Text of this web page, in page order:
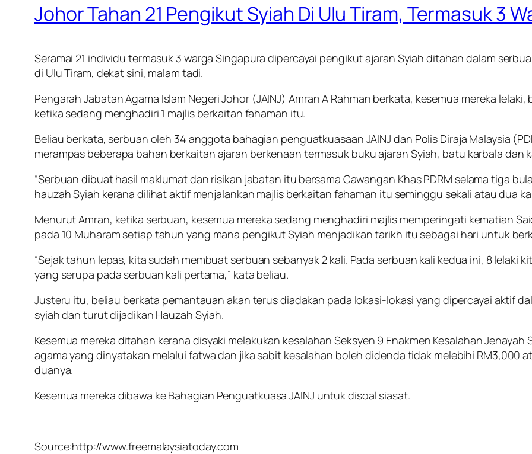
Johor Tahan 21 Pengikut Syiah Di Ulu Tiram, Termasuk 3
Seramai 21 individu termasuk 3 warga Singapura dipercayai pengikut ajaran Syiah ditahan dalam
di Ulu Tiram, dekat sini, malam tadi.
Pengarah Jabatan Agama Islam Negeri Johor (JAINJ) Amran A Rahman berkata, kesemua mereka
ketika sedang menghadiri 1 majlis berkaitan fahaman itu.
Beliau berkata, serbuan oleh 34 anggota bahagian penguatkuasaan JAINJ dan Polis Diraja Malaysia
merampas beberapa bahan berkaitan ajaran berkenaan termasuk buku ajaran Syiah, batu karbala dan
“Serbuan dibuat hasil maklumat dan risikan jabatan itu bersama Cawangan Khas PDRM selama tiga
hauzah Syiah kerana dilihat aktif menjalankan majlis berkaitan fahaman itu seminggu sekali atau dua
Menurut Amran, ketika serbuan, kesemua mereka sedang menghadiri majlis memperingati kematian
pada 10 Muharam setiap tahun yang mana pengikut Syiah menjadikan tarikh itu sebagai hari untuk
“Sejak tahun lepas, kita sudah membuat serbuan sebanyak 2 kali. Pada serbuan kali kedua ini, 8 lelaki
yang serupa pada serbuan kali pertama,” kata beliau.
Justeru itu, beliau berkata pemantauan akan terus diadakan pada lokasi-lokasi yang dipercayai aktif
syiah dan turut dijadikan Hauzah Syiah.
Kesemua mereka ditahan kerana disyaki melakukan kesalahan Seksyen 9 Enakmen Kesalahan
agama yang dinyatakan melalui fatwa dan jika sabit kesalahan boleh didenda tidak melebihi RM3,000
duanya.
Kesemua mereka dibawa ke Bahagian Penguatkuasa JAINJ untuk disoal siasat.
Source:http://www.freemalaysiatoday.com